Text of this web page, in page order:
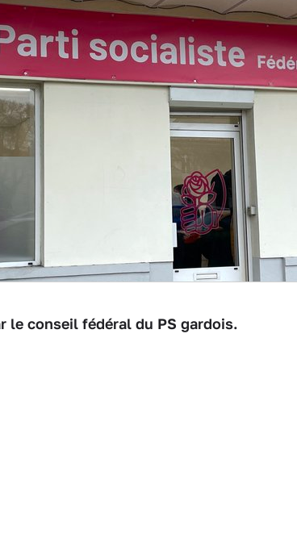
le conseil fédéral du PS gardois.